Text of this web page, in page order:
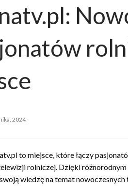
2024
to miejsce, które łączy
rolniczej. Dzięki
wiedzę na temat